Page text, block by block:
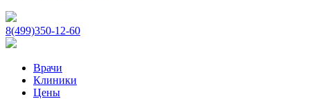
8(499)350-12-60
Врачи
Клиники
Цены